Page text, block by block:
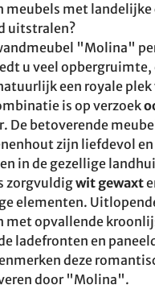
meubels met landelijke
uitstralen?
"Molina"
u veel opbergruimte,
een royale plek
is op verzoek
De betoverende
zijn liefdevol
in de gezellige
zorgvuldigwit gewaxt
elementen.
met opvallende
ladefronten en
deze
door "Molina".